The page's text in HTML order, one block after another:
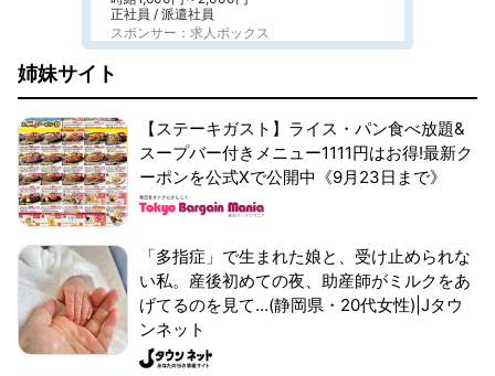
正社員 / 派遣社員
スポンサー：求人ボックス
姉妹サイト
【ステーキガスト】ライス・パン食べ放題&
スープバー付きメニュー1111円はお得!最新ク
ーポンを公式Xで公開中《9月23日まで》
「多指症」で生まれた娘と、受け止められな
い私。産後初めての夜、助産師がミルクをあ
げてるのを見て...(静岡県・20代女性)|Jタウ
ンネット